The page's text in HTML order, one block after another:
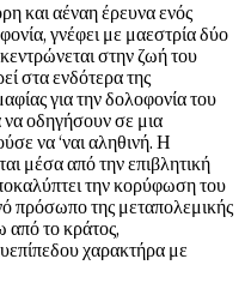
και αέναη έρευνα ενός
γνέφει με μαεστρία δύο
στην ζωή του
στα ενδότερα της
για την δολοφονία του
να οδηγήσουν σε μια
να ‘ναι αληθινή. Η
μέσα από την επιβλητική
την κορύφωση του
πρόσωπο της μεταπολεμικής
από το κράτος,
χαρακτήρα με